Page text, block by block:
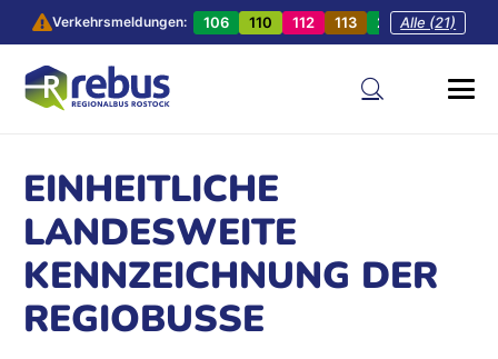
Verkehrsmeldungen: 106 110 112 113 201 202
Alle (21)
EINHEITLICHE
LANDESWEITE
KENNZEICHNUNG DER
REGIOBUSSE